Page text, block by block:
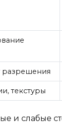
разрешения
текстуры
и слабые